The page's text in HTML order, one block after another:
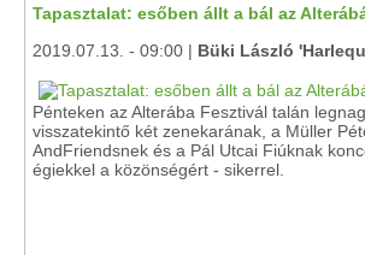
Tapasztalat: esőben állt a bál az
2019.07.13. - 09:00 | Büki László
Pénteken az Alterába Fesztivál talán
visszatekintő két zenekarának, a Müller
AndFriendsnek és a Pál Utcai Fiúknak
égiekkel a közönségért - sikerrel.